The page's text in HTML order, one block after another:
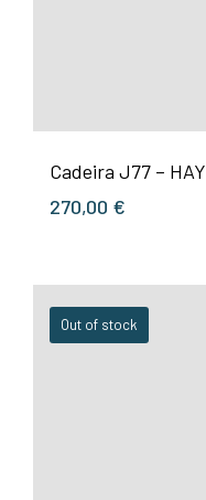
Cadeira J77 – HAY
270,00 €
Out of stock